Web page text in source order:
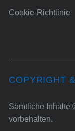
Cookie-Richtlinie
COPYRIGHT
Sämtliche Inhalte
vorbehalten.